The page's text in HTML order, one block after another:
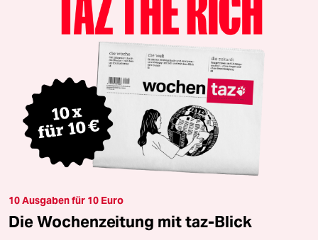
10 Ausgaben für 10 Euro
Die Wochenzeitung mit taz-Blick